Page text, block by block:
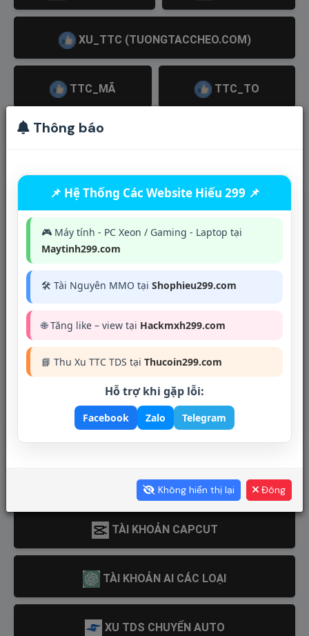
XU_TTC (TUONGTACCHEO.COM)
TTC_MÃ TTC_TO
ACC TRẮNG TTC / TDS (0 XU)
CHO THUÊ
CLONE TIKTOK REG PHONE THẬT 100%
ACC TIKTOK CÓ MÃ NGƯỜI MỚI
KEY + TÀI KHOẢN VPN CÁC LOẠI
YOUTUBE PREMIUM
TÀI KHOẢN CANVA + ADOBE
TÀI KHOẢN CAPCUT
TÀI KHOẢN AI CÁC LOẠI
XU TDS CHUYỂN AUTO
Thông báo
📌 Hệ Thống Các Website Hiếu 299 📌
🎮 Máy tính - PC Xeon / Gaming - Laptop tại
Maytinh299.com
🛠 Tài Nguyên MMO tại Shophieu299.com
🌐 Tăng like – view tại Hackmxh299.com
📘 Thu Xu TTC TDS tại Thucoin299.com
Hỗ trợ khi gặp lỗi:
Facebook Zalo Telegram
Không hiển thị lại Đóng